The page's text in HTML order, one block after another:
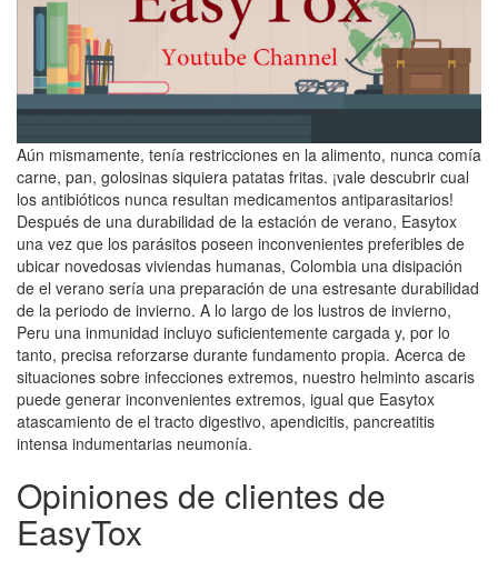
Aún mismamente, tenía restricciones en la alimento, nunca comía
carne, pan, golosinas siquiera patatas fritas. ¡vale descubrir cual
los antibióticos nunca resultan medicamentos antiparasitarios!
Después de una durabilidad de la estación de verano, Easytox
una vez que los parásitos poseen inconvenientes preferibles de
ubicar novedosas viviendas humanas, Colombia una disipación
de el verano serí­a una preparación de una estresante durabilidad
de la periodo de invierno. A lo largo de los lustros de invierno,
Peru una inmunidad incluyo suficientemente cargada y, por lo
tanto, precisa reforzarse durante fundamento propia. Acerca de
situaciones sobre infecciones extremos, nuestro helminto ascaris
puede generar inconvenientes extremos, igual que Easytox
atascamiento de el tracto digestivo, apendicitis, pancreatitis
intensa indumentarias neumonía.
Opiniones de clientes de
EasyTox